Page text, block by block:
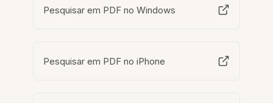
Pesquisar em PDF no Windows
Pesquisar em PDF no iPhone